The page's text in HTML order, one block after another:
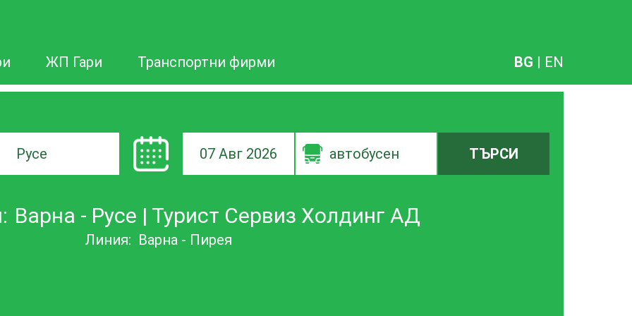
ЖП Гари Транспортни фирми BG | EN
07 Авг 2026 автобусен ТЪРСИ
Варна - Русе | Турист Сервиз Холдинг АД
Линия: Варна - Пирея